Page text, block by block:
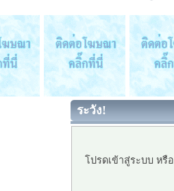
ระวัง!
โปรดเข้าสู่ระบบ หรือ